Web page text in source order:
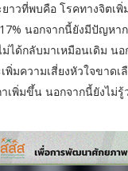
วที่พบคือ โรคทางจิตเ
นอกจากนี้ยังมีปัญห
ด้กลับมาเหมือนเดิม นอ
มความเสี่ยงหัวใจขาด
พิ่มขึ้น นอกจากนี้ยังไม่